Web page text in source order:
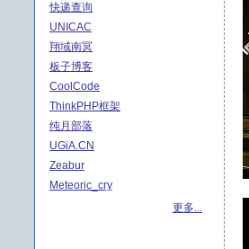
快递查询
UNICAC
翔域南冥
板子博客
CoolCode
ThinkPHP框架
纯月部落
UGiA.CN
Zeabur
Meteoric_cry
更多...